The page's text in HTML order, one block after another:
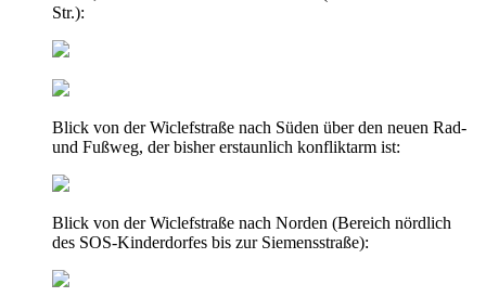
Str.):
Blick von der Wiclefstraße nach Süden über den neuen Rad-
und Fußweg, der bisher erstaunlich konfliktarm ist:
Blick von der Wiclefstraße nach Norden (Bereich nördlich
des SOS-Kinderdorfes bis zur Siemensstraße):